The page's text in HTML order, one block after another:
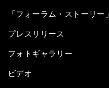
「フォーラム・ストーリー」
プレスリリース
フォトギャラリー
ビデオ